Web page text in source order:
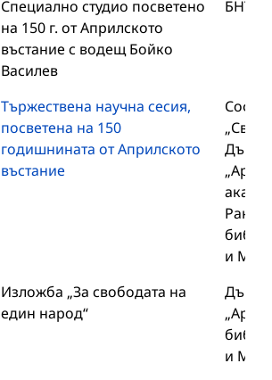
Специално студио посветено
на 150 г. от Априлското
въстание с водещ Бойко
Василев
БНТ1
Тържествена научна сесия,
посветена на 150
годишнината от Априлското
въстание
„Св.
и
Изложба „За свободата на
един народ“
и